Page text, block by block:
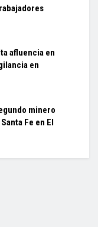
afluencia en
en
minero
Fe en El